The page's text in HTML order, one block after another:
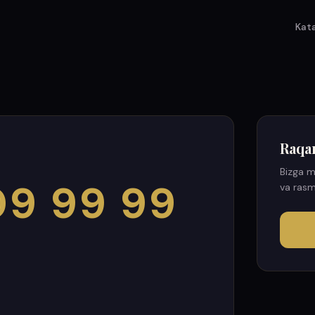
99 99
Bizga
va